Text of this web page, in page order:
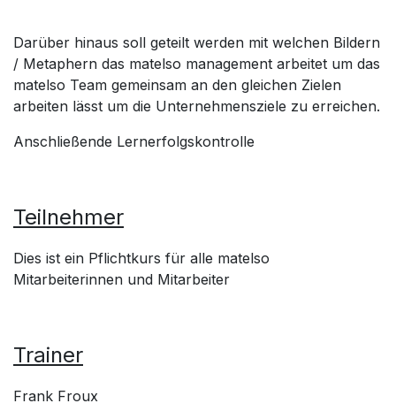
Darüber hinaus soll geteilt werden mit welchen Bildern
/ Metaphern das matelso management arbeitet um das
matelso Team gemeinsam an den gleichen Zielen
arbeiten lässt um die Unternehmensziele zu erreichen.
Anschließende Lernerfolgskontrolle
Teilnehmer
Dies ist ein Pflichtkurs für alle matelso
Mitarbeiterinnen und Mitarbeiter
Trainer
Frank Froux